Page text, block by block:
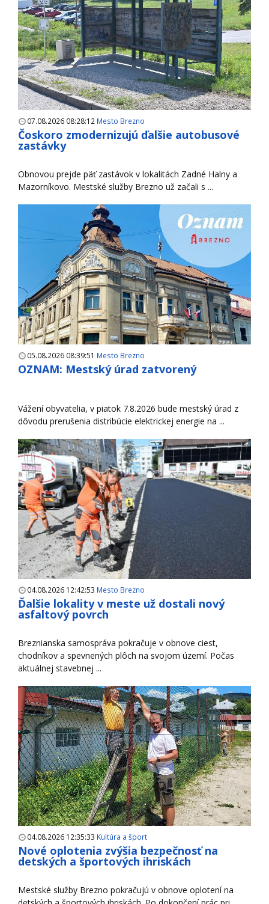
07.08.2026 08:28:12 Mesto Brezno
Čoskoro zmodernizujú ďalšie autobusové
zastávky
Obnovou prejde päť zastávok v lokalitách Zadné Halny a
Mazorníkovo. Mestské služby Brezno už začali s ...
05.08.2026 08:39:51 Mesto Brezno
OZNAM: Mestský úrad zatvorený
Vážení obyvatelia, v piatok 7.8.2026 bude mestský úrad z
dôvodu prerušenia distribúcie elektrickej energie na ...
04.08.2026 12:42:53 Mesto Brezno
Ďalšie lokality v meste už dostali nový
asfaltový povrch
Breznianska samospráva pokračuje v obnove ciest,
chodníkov a spevnených plôch na svojom území. Počas
aktuálnej stavebnej ...
04.08.2026 12:35:33 Kultúra a šport
Nové oplotenia zvýšia bezpečnosť na
detských a športových ihriskách
Mestské služby Brezno pokračujú v obnove oplotení na